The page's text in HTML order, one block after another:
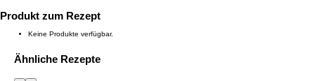
Produkt zum Rezept
Keine Produkte verfügbar.
Ähnliche Rezepte